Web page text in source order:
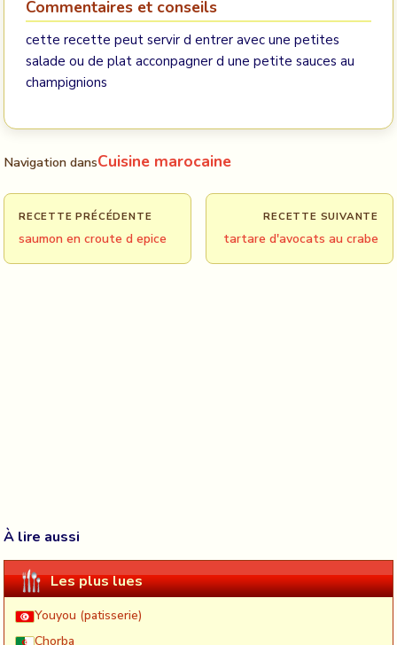
Commentaires et conseils
cette recette peut servir d entrer avec une petites
salade ou de plat acconpagner d une petite sauces au
champignions
Navigation dansCuisine marocaine
RECETTE PRÉCÉDENTE
saumon en croute d epice
RECETTE SUIVANTE
tartare d'avocats au crabe
À lire aussi
Les plus lues
Youyou (patisserie)
Chorba